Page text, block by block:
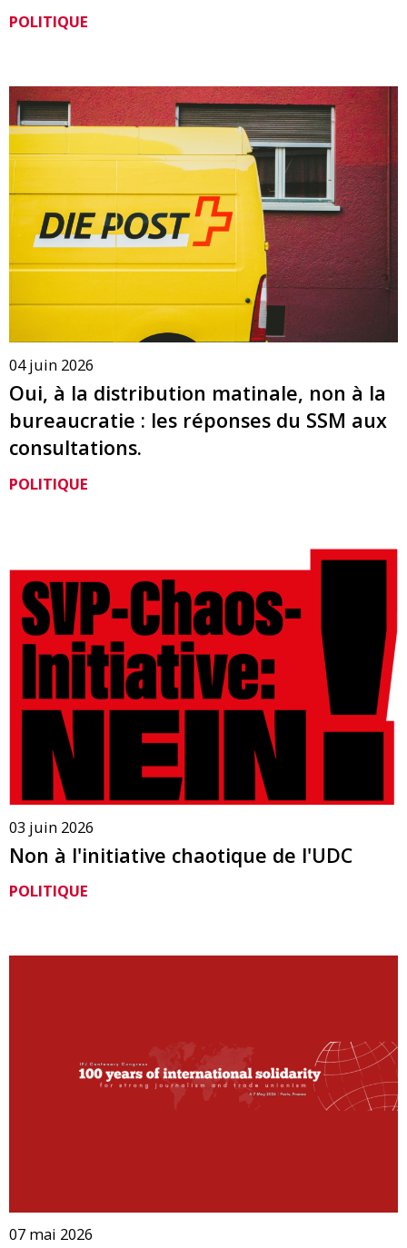
POLITIQUE
04 juin 2026
Oui, à la distribution matinale, non à la
bureaucratie : les réponses du SSM aux
consultations.
POLITIQUE
03 juin 2026
Non à l'initiative chaotique de l'UDC
POLITIQUE
07 mai 2026